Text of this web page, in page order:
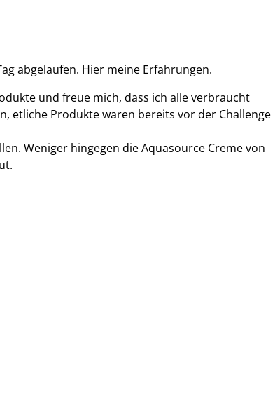
abgelaufen. Hier meine Erfahrungen.
und freue mich, dass ich alle verbraucht
etliche Produkte waren bereits vor der Challenge
Weniger hingegen die Aquasource Creme von